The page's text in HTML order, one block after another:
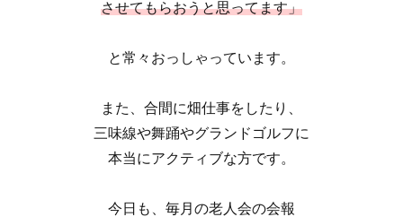
させてもらおうと思ってます」
と常々おっしゃっています。
また、合間に畑仕事をしたり、
三味線や舞踊やグランドゴルフに
本当にアクティブな方です。
今日も、毎月の老人会の会報